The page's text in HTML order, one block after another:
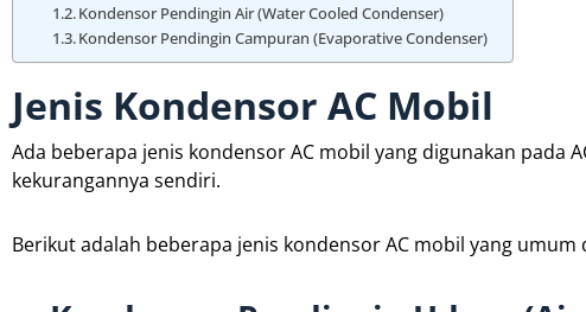
Kondensor Pendingin Air (Water Cooled Condenser)
Kondensor Pendingin Campuran (Evaporative Condenser)
Jenis Kondensor AC Mobil
Ada beberapa jenis kondensor AC mobil yang digunakan pada
kekurangannya sendiri.
Berikut adalah beberapa jenis kondensor AC mobil yang umum